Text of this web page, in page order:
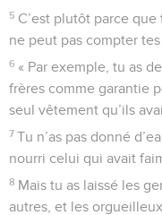
5 C’est plutôt parce
ne peut pas compter tes
6 « Par exemple, tu as
frères comme garantie
seul vêtement qu’ils
7 Tu n’as pas donné
nourri celui qui avait
8 Mais tu as laissé les
autres, et les